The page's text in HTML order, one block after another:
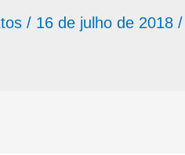
/ 16 de julho de 2018 /